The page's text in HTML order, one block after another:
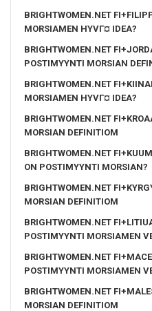
BRIGHTWOMEN.NET
MORSIAMEN HYVГ¤ IDEA?
BRIGHTWOMEN.NET
POSTIMYYNTI MORSIAN
BRIGHTWOMEN.NET
MORSIAMEN HYVГ¤ IDEA?
BRIGHTWOMEN.NET
MORSIAN DEFINITIOM
BRIGHTWOMEN.NET
ON POSTIMYYNTI MORSIAN?
BRIGHTWOMEN.NET
MORSIAN DEFINITIOM
BRIGHTWOMEN.NET
POSTIMYYNTI MORSIAMEN
BRIGHTWOMEN.NET
POSTIMYYNTI MORSIAMEN
BRIGHTWOMEN.NET
MORSIAN DEFINITIOM